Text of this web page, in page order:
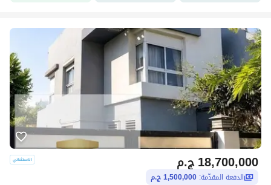
ج.م18,700,000
الدفعة المقدّمة: 1,500,000 ج.م